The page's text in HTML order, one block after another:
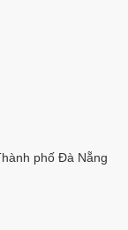
phố Đà Nẵng